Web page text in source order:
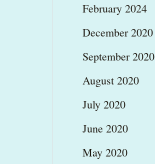
February 2024
December 2020
September 2020
August 2020
July 2020
June 2020
May 2020